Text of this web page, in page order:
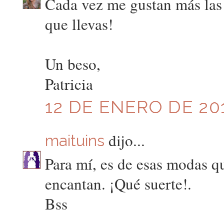
que llevas!
Un beso,
Patricia
12 DE ENERO DE
maituins dijo...
Para mí, es de esas
encantan. ¡Qué suerte!.
Bss